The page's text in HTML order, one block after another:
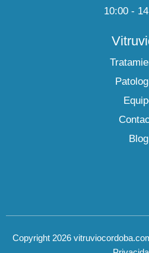
10:00 -
Blog
Copyright 2026